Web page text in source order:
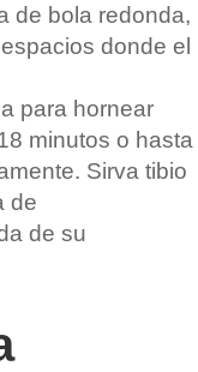
de bola redonda,
donde el
para hornear
minutos o hasta
Sirva tibio
de
de su